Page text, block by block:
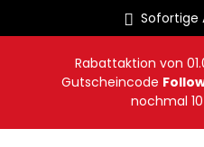
Sofortige
Rabattaktion von
Gutscheincode
nochmal